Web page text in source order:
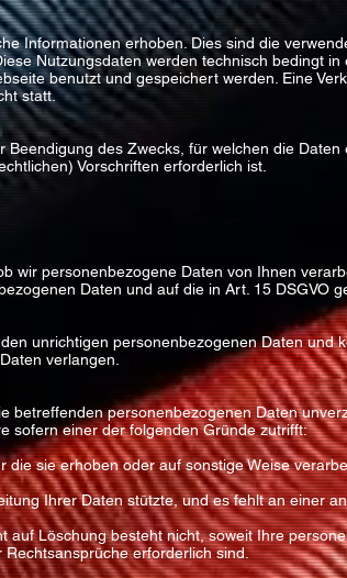
Informationen erhoben. Dies sind die
Nutzungsdaten werden technisch bedingt
benutzt und gespeichert werden. Eine
statt.
des Zwecks, für welchen die
Vorschriften erforderlich ist.
wir personenbezogene Daten von Ihnen
Daten und auf die in Art. 15 DSGVO
unrichtigen personenbezogenen Daten und
verlangen.
betreffenden personenbezogenen Daten
sofern einer der folgenden Gründe zutrifft:
sie erhoben oder auf sonstige Weise
Ihrer Daten stützte, und es fehlt an einer
auf Löschung besteht nicht, soweit Ihre
erforderlich sind.